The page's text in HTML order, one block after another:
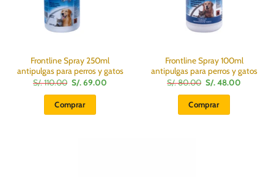
Frontline Spray 250ml
antipulgas para perros y gatos
S/.110.00 El
precio
original
era:
S/.
S/.69.00
Comprar
Frontline Spray 100ml
antipulgas para perros y gatos
S/.80.00 El
precio
original
era:
S/.
S/.48.00
Comprar